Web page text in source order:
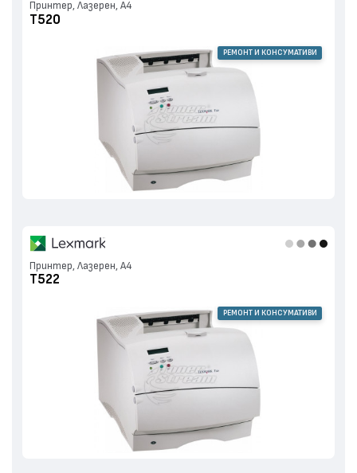
Принтер, Лазерен, А4
T520
РЕМОНТ И КОНСУМАТИВИ
Принтер, Лазерен, А4
T522
РЕМОНТ И КОНСУМАТИВИ